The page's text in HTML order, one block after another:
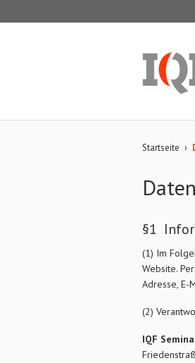
Startseite ›
§1
(1) Im
Website.
Adresse, E-
(2)
IQF